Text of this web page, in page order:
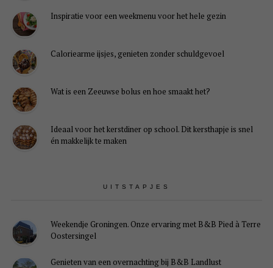
Inspiratie voor een weekmenu voor het hele gezin
Caloriearme ijsjes, genieten zonder schuldgevoel
Wat is een Zeeuwse bolus en hoe smaakt het?
Ideaal voor het kerstdiner op school. Dit kersthapje is snel
én makkelijk te maken
UITSTAPJES
Weekendje Groningen. Onze ervaring met B&B Pied à Terre
Oostersingel
Genieten van een overnachting bij B&B Landlust